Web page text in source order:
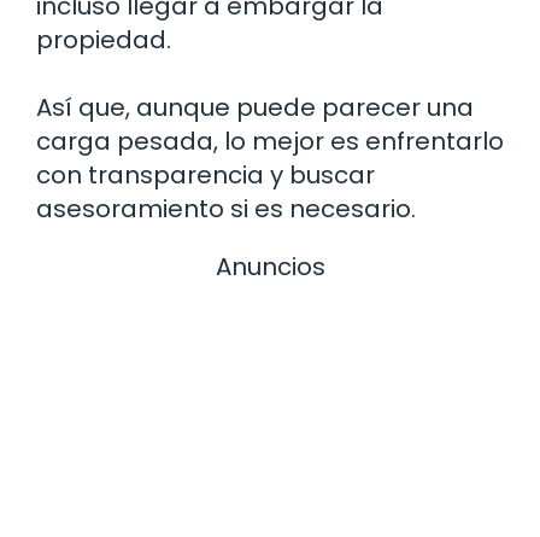
propiedad.
Así que, aunque puede parecer una
carga pesada, lo mejor es enfrentarlo
con transparencia y buscar
asesoramiento si es necesario.
Anuncios